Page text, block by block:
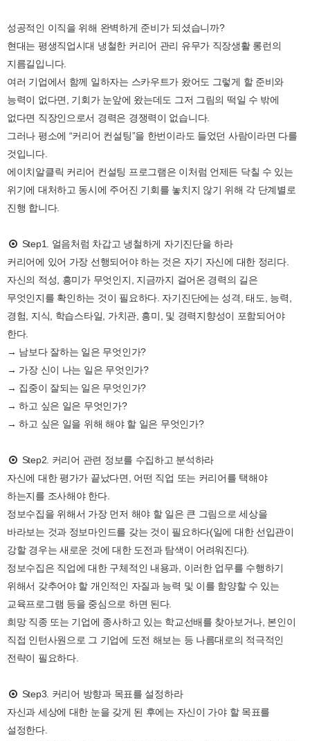
성공적인 이직을 위해 완벽하게 준비가 되셨습니까?
현대는 평생직업시대 냉철한 커리어 관리 유무가 직장생활 롱런의
지름길입니다.
여러 기업에서 함께 일하자는 스카우트가 왔어도 그렇게 할 준비와
능력이 없다면, 기회가 눈앞에 왔는데도 그저 그림의 떡일 수 밖에
없다면 직장인으로서 경력은 경쟁력이 없습니다.
그러나 평소에 “커리어 컨설팅”을 한번이라도 들었던 사람이라면 다를
것입니다.
에이치알클릭 커리어 컨설팅 프로그램은 이처럼 언제든 닥칠 수 있는
위기에 대처하고 동시에 주어진 기회를 놓치지 않기 위해 각 단계별로
진행 합니다.
Step1. 얼음처럼 차갑고 냉철하게 자기진단을 하라
커리어에 있어 가장 선행되어야 하는 것은 자기 자신에 대한 정리다.
자신의 적성, 흥미가 무엇인지, 지금까지 걸어온 경력의 길은
무엇인지를 확인하는 것이 필요하다. 자기진단에는 성격, 태도, 능력,
경험, 지식, 학습스타일, 가치관, 흥미, 및 경력지향성이 포함되어야
한다.
→ 남보다 잘하는 일은 무엇인가?
→ 가장 신이 나는 일은 무엇인가?
→ 집중이 잘되는 일은 무엇인가?
→ 하고 싶은 일은 무엇인가?
→ 하고 싶은 일을 위해 해야 할 일은 무엇인가?
Step2. 커리어 관련 정보를 수집하고 분석하라
자신에 대한 평가가 끝났다면, 어떤 직업 또는 커리어를 택해야
하는지를 조사해야 한다.
정보수집을 위해서 가장 먼저 해야 할 일은 큰 그림으로 세상을
바라보는 것과 정보마인드를 갖는 것이 필요하다(일에 대한 선입관이
강할 경우는 새로운 것에 대한 도전과 탐색이 어려워진다).
정보수집은 직업에 대한 구체적인 내용과, 이러한 업무를 수행하기
위해서 갖추어야 할 개인적인 자질과 능력 및 이를 함양할 수 있는
교육프로그램 등을 중심으로 하면 된다.
희망 직종 또는 기업에 종사하고 있는 학교선배를 찾아보거나, 본인이
직접 인턴사원으로 그 기업에 도전 해보는 등 나름대로의 적극적인
전략이 필요하다.
Step3. 커리어 방향과 목표를 설정하라
자신과 세상에 대한 눈을 갖게 된 후에는 자신이 가야 할 목표를
설정한다.